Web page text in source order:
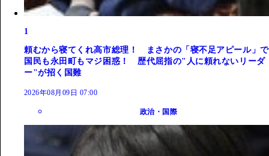
1
頼むから寝てくれ高市総理！ まさかの「寝不足アピール」で
国民も永田町もマジ困惑！ 歴代屈指の"人に頼れないリーダ
ー"が招く国難
2026年08月09日 07:00
政治・国際